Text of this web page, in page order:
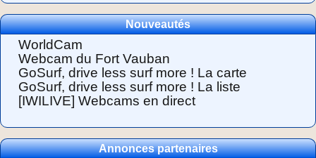
Nouveautés
WorldCam
Webcam du Fort Vauban
GoSurf, drive less surf more ! La carte
GoSurf, drive less surf more ! La liste
[IWILIVE] Webcams en direct
Annonces partenaires